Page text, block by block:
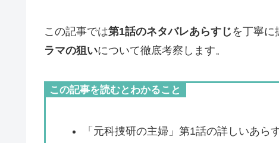
この記事では第1話のネタバレあらすじ を丁寧に
ラマの狙いについて徹底考察します。
この記事を読むとわかること
「元科捜研の主婦」第1話の詳しいあら